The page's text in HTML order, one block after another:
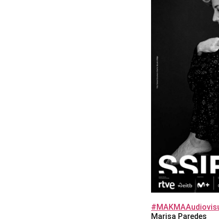
Marisa Paredes